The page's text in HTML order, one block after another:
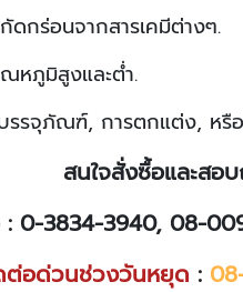
กสารเคมีต่างๆ.
และต่ำ.
บรรจุภัณฑ์, การตกแต่ง, หรื
สนใจสั่งซื้อและสอ
0-3834-3940, 08-
ต่อด่วนช่วงวันหยุด :